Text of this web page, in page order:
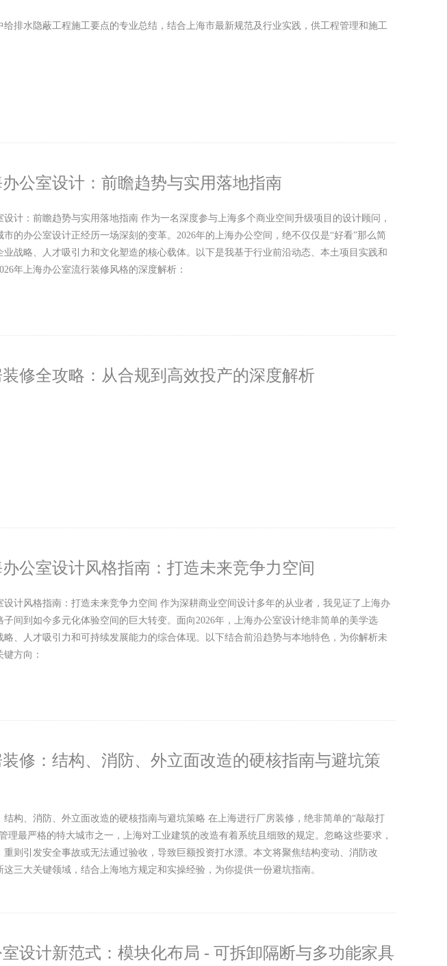
给排水隐蔽工程施工要点的专业总结，结合上海市最新规范及行业实践，供工程管理和施工
办公室设计：前瞻趋势与实用落地指南
设计：前瞻趋势与实用落地指南 作为一名深度参与上海多个商业空间升级项目的设计顾问，
市的办公室设计正经历一场深刻的变革。2026年的上海办公空间，绝不仅仅是“好看”那么简
业战略、人才吸引力和文化塑造的核心载体。以下是我基于行业前沿动态、本土项目实践和
年上海办公室流行装修风格的深度解析：
装修全攻略：从合规到高效投产的深度解析
办公室设计风格指南：打造未来竞争力空间
设计风格指南：打造未来竞争力空间 作为深耕商业空间设计多年的从业者，我见证了上海办
子间到如今多元化体验空间的巨大转变。面向2026年，上海办公室设计绝非简单的美学选
略、人才吸引力和可持续发展能力的综合体现。以下结合前沿趋势与本地特色，为你解析未
方向：
装修：结构、消防、外立面改造的硬核指南与避坑策
结构、消防、外立面改造的硬核指南与避坑策略 在上海进行厂房装修，绝非简单的“敲敲打
理最严格的特大城市之一，上海对工业建筑的改造有着系统且细致的规定。忽略这些要求，
重则引发安全事故或无法通过验收，导致巨额投资打水漂。本文将聚焦结构变动、消防改
这三大关键领域，结合上海地方规定和实操经验，为你提供一份避坑指南。
室设计新范式：模块化布局 - 可拆卸隔断与多功能家具